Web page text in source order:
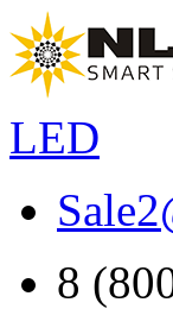
LED
Sale2
8